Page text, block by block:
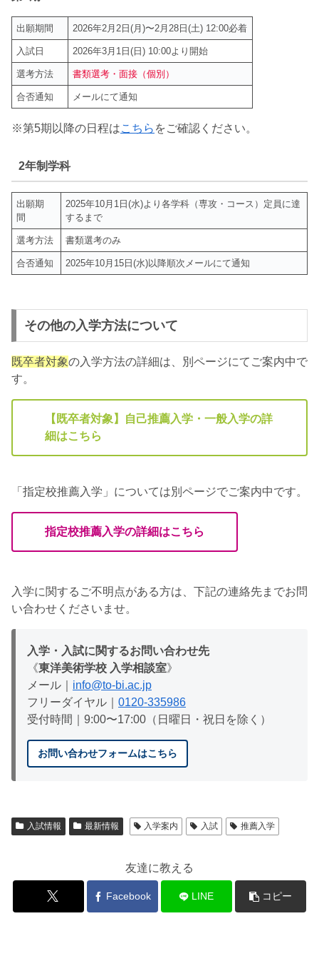
出願期間 2026年2月2日(月)〜2月28日(土) 12:00必着
入試日 2026年3月1日(日) 10:00より開始
選考方法 書類選考・面接（個別）
合否通知 メールにて通知
※第5期以降の日程はこちら をご確認ください。
2年制学科
出願期
間
2025年10月1日(水)より各学科（専攻・コース）定員に達
するまで
選考方法 書類選考のみ
合否通知 2025年10月15日(水)以降順次メールにて通知
その他の入学方法について
既卒者対象の入学方法の詳細は、別ページにてご案内中で
す。
【既卒者対象】自己推薦入学・一般入学の詳
細はこちら
「指定校推薦入学」については別ページでご案内中です。
指定校推薦入学の詳細はこちら
入学に関するご不明点がある方は、下記の連絡先までお問
い合わせくださいませ。
入学・入試に関するお問い合わせ先
《東洋美術学校 入学相談室》
メール｜ info@to-bi.ac.jp
フリーダイヤル｜ 0120-335986
受付時間｜9:00〜17:00（日曜日・祝日を除く）
お問い合わせフォームはこちら
入試情報 最新情報 入学案内 入試 推薦入学
友達に教える
Facebook LINE コピー